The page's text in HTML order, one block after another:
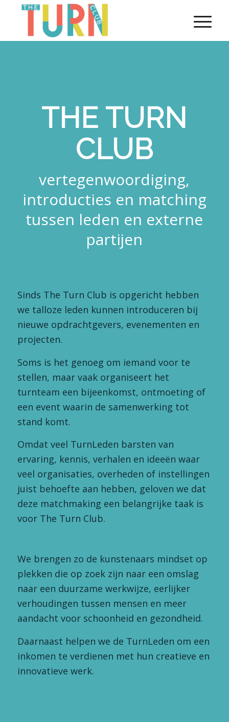
THE TURN
CLUB
vertegenwoordiging,
introducties en matching
tussen leden en externe
partijen
Sinds The Turn Club is opgericht hebben
we talloze leden kunnen introduceren bij
nieuwe opdrachtgevers, evenementen en
projecten.
Soms is het genoeg om iemand voor te
stellen, maar vaak organiseert het
turnteam een bijeenkomst, ontmoeting of
een event waarin de samenwerking tot
stand komt.
Omdat veel TurnLeden barsten van
ervaring, kennis, verhalen en ideeën waar
veel organisaties, overheden of instellingen
juist behoefte aan hebben, geloven we dat
deze matchmaking een belangrijke taak is
voor The Turn Club.
We brengen zo de kunstenaars mindset op
plekken die op zoek zijn naar een omslag
naar een duurzame werkwijze, eerlijker
verhoudingen tussen mensen en meer
aandacht voor schoonheid en gezondheid.
Daarnaast helpen we de TurnLeden om een
inkomen te verdienen met hun creatieve en
innovatieve werk.